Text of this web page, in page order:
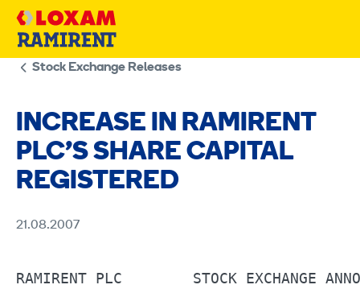
Skip
Stock Exchange Releases
INCREASE IN RAMIRENT
PLC’S SHARE CAPITAL
REGISTERED
21.08.2007
RAMIRENT PLC        STOCK EXCHANGE